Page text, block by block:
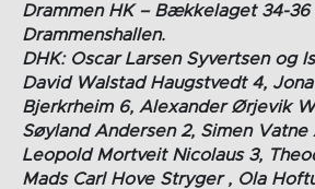
Drammen HK – Bækkelaget 34-36
Drammenshallen.
DHK: Oscar Larsen Syvertsen og
David Walstad Haugstvedt 4,
Bjerkrheim 6, Alexander Ørjevik
Søyland Andersen 2, Simen Vatne
Leopold Mortveit Nicolaus 3,
Mads Carl Hove Stryger , Ola